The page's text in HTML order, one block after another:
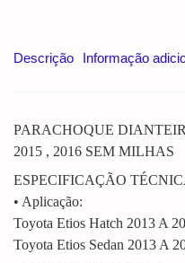
Descrição Informação
PARACHOQUE
2015 , 2016 SEM MILHAS
ESPECIFICAÇÃO
• Aplicação:
Toyota Etios Hatch 2013 A
Toyota Etios Sedan 2013 A